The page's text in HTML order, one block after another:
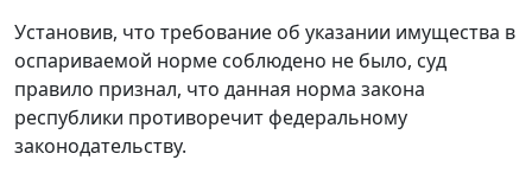
Установив, что требование об указании имущества в
оспариваемой норме соблюдено не было, суд
правило признал, что данная норма закона
республики противоречит федеральному
законодательству.